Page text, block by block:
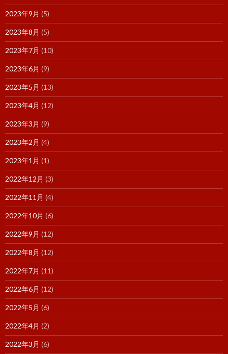
2023年9月 (5)
2023年8月 (5)
2023年7月 (10)
2023年6月 (9)
2023年5月 (13)
2023年4月 (12)
2023年3月 (9)
2023年2月 (4)
2023年1月 (1)
2022年12月 (3)
2022年11月 (4)
2022年10月 (6)
2022年9月 (12)
2022年8月 (12)
2022年7月 (11)
2022年6月 (12)
2022年5月 (6)
2022年4月 (2)
2022年3月 (6)